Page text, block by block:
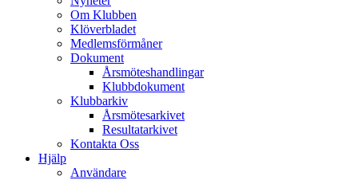
Om Klubben
Klöverbladet
Medlemsförmåner
Dokument
Årsmöteshandlingar
Klubbdokument
Klubbarkiv
Årsmötesarkivet
Resultatarkivet
Kontakta Oss
Hjälp
Användare